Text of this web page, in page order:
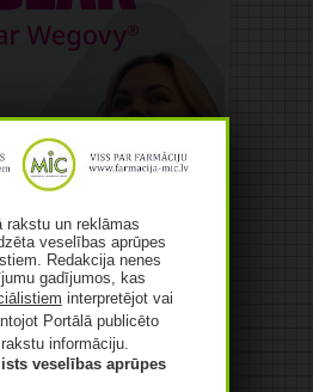
rakstu un reklāmas
veselības aprūpes
Redakcija nenes
gadījumos, kas
interpretējot vai
Portālā publicēto
informāciju.
veselības aprūpes